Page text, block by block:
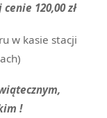
120,00 zł
w kasie stacji
!